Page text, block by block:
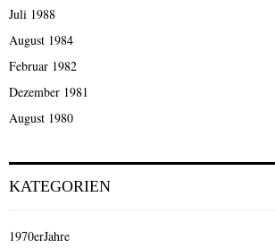
Juli 1988
August 1984
Februar 1982
Dezember 1981
August 1980
KATEGORIEN
1970erJahre